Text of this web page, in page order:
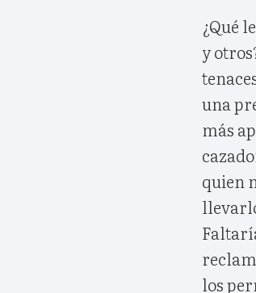
¿Qué
y
una
más
quien
los